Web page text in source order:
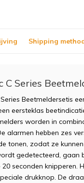
Shipping
C Series
Beetmeldersetis
eersteklas
worden in
alarmen hebben zes
tonen, zodat ze
gedetecteerd, gaan
20 seconden knipperen.
drukknop. De